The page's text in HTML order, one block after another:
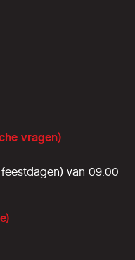
vragen)
van 09:00